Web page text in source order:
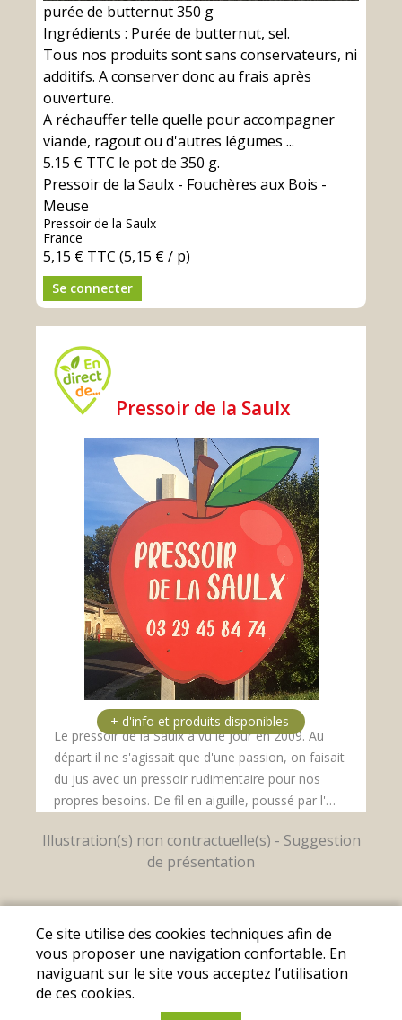
purée de butternut 350 g
Ingrédients : Purée de butternut, sel.
Tous nos produits sont sans conservateurs, ni
additifs. A conserver donc au frais après
ouverture.
A réchauffer telle quelle pour accompagner
viande, ragout ou d'autres légumes ...
5.15 € TTC le pot de 350 g.
Pressoir de la Saulx - Fouchères aux Bois -
Meuse
Pressoir de la Saulx
France
5,15 € TTC (5,15 € / p)
Se connecter
Pressoir de la Saulx
Le pressoir de la Saulx a vu le jour en 2009. Au
départ il ne s'agissait que d'une passion, on faisait
du jus avec un pressoir rudimentaire pour nos
propres besoins. De fil en aiguille, poussé par l'…
Ventes|Protection des données personnelles
© Copyright 2025 - Les Fermes Locales - Tous
Ce site utilise des cookies techniques afin de
vous proposer une navigation confortable. En
naviguant sur le site vous acceptez l’utilisation
de ces cookies.